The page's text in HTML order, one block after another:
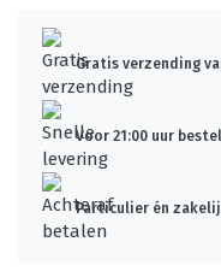
Gratis verzending
Voor 21:00 uur
Particulier én